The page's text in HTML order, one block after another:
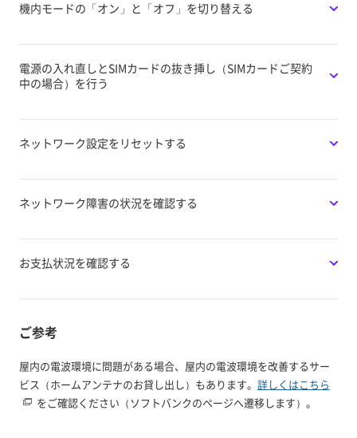
機内モードの「オン」と「オフ」を切り替える
電源の入れ直しとSIMカードの抜き挿し（SIMカードご契約
中の場合）を行う
ネットワーク設定をリセットする
ネットワーク障害の状況を確認する
お支払状況を確認する
ご参考
屋内の電波環境に問題がある場合、屋内の電波環境を改善するサー
ビス（ホームアンテナのお貸し出し）もあります。 詳しくはこちら
をご確認ください（ソフトバンクのページへ遷移します）。